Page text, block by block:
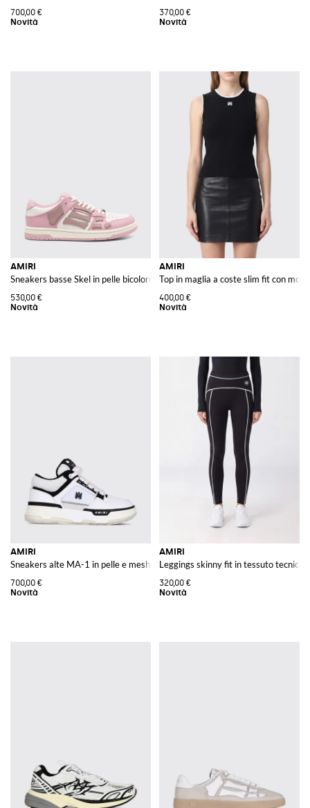
700,00 € 370,00 €
AMIRI
Sneakers basse Skel in pelle bicolore con punta traforata e caviglia imbottita
530,00 €
AMIRI
Top in maglia a coste slim fit con
400,00 €
AMIRI
Sneakers alte MA-1 in pelle e mesh con logo a contrasto
700,00 €
AMIRI
Leggings skinny fit in tessuto tecnico
320,00 €